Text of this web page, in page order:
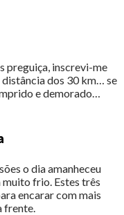
preguiça, inscrevi-me
distância dos 30 km… se
e demorado…
o dia amanheceu
muito frio. Estes três
encarar com mais
frente.